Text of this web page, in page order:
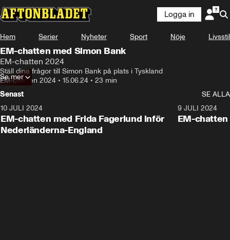
Logga in
Hem Serier Nyheter Sport Nöje Livsstil
EM-chatten med Simon Bank
EM-chatten 2024
Ställ dina frågor till Simon Bank på plats i Tyskland
EM-chatten 2024 • 15.06.24 • 23 min
Se mer
Senast
SE ALLA
10 JULI 2024
EM-chatten med Frida Fagerlund inför
Nederländerna-England
9 JULI 2024
EM-